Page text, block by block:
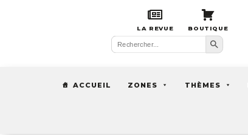
LA REVUE BOUTIQUE
Search
for:
Search Button
ACCUEIL ZONES THÈMES